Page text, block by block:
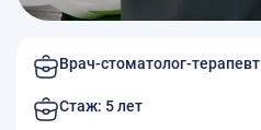
Врач-стоматолог-терапевт
Стаж: 5 лет